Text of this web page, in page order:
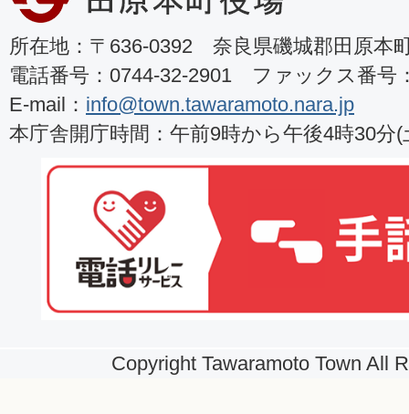
所在地：〒636-0392 奈良県磯城郡田原本
電話番号：0744-32-2901 ファックス番号
E-mail： info@town.tawaramoto.nara.jp
本庁舎開庁時間：午前9時から午後4時30分
Copyright Tawaramoto Town All